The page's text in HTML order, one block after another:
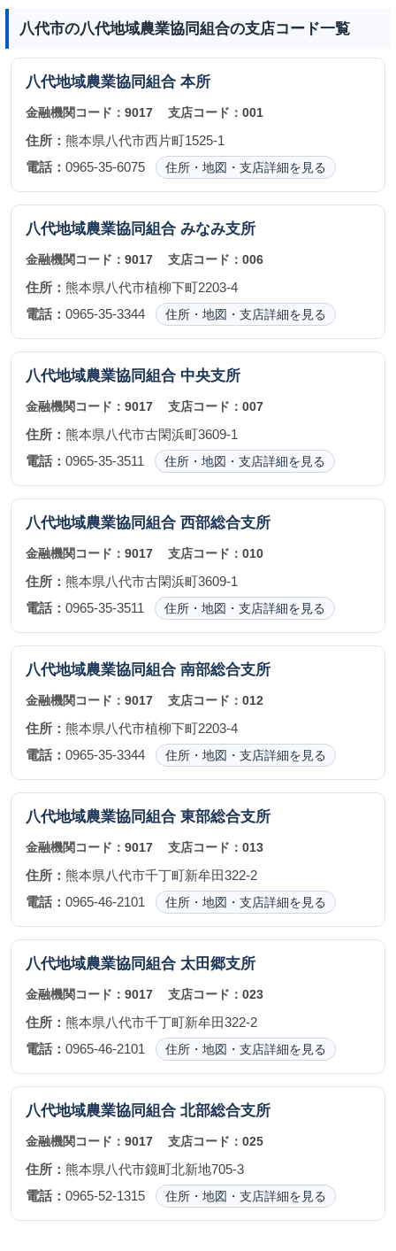
八代市の八代地域農業協同組合の支店コード一覧
八代地域農業協同組合 本所
金融機関コード： 9017 支店コード：001
住所： 熊本県八代市西片町1525-1
電話： 0965-35-6075 住所・地図・支店詳細を見る
八代地域農業協同組合 みなみ支所
金融機関コード： 9017 支店コード：006
住所： 熊本県八代市植柳下町2203-4
電話： 0965-35-3344 住所・地図・支店詳細を見る
八代地域農業協同組合 中央支所
金融機関コード： 9017 支店コード：007
住所： 熊本県八代市古閑浜町3609-1
電話： 0965-35-3511 住所・地図・支店詳細を見る
八代地域農業協同組合 西部総合支所
金融機関コード： 9017 支店コード：010
住所： 熊本県八代市古閑浜町3609-1
電話： 0965-35-3511 住所・地図・支店詳細を見る
八代地域農業協同組合 南部総合支所
金融機関コード： 9017 支店コード：012
住所： 熊本県八代市植柳下町2203-4
電話： 0965-35-3344 住所・地図・支店詳細を見る
八代地域農業協同組合 東部総合支所
金融機関コード： 9017 支店コード：013
住所： 熊本県八代市千丁町新牟田322-2
電話： 0965-46-2101 住所・地図・支店詳細を見る
八代地域農業協同組合 太田郷支所
金融機関コード： 9017 支店コード：023
住所： 熊本県八代市千丁町新牟田322-2
電話： 0965-46-2101 住所・地図・支店詳細を見る
八代地域農業協同組合 北部総合支所
金融機関コード： 9017 支店コード：025
住所： 熊本県八代市鏡町北新地705-3
電話： 0965-52-1315 住所・地図・支店詳細を見る